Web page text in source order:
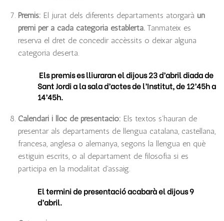
Premis: El jurat dels diferents departaments atorgarà un
premi per a cada categoria establerta. Tanmateix es
reserva el dret de concedir accèssits o deixar alguna
categoria deserta.
Els premis es lliuraran el dijous 23 d’abril diada de
Sant Jordi a la sala d’actes de l’Institut, de 12’45h a
14’45h.
Calendari i lloc de presentació: Els textos s’hauran de
presentar als departaments de llengua catalana, castellana,
francesa, anglesa o alemanya, segons la llengua en què
estiguin escrits, o al departament de filosofia si es
participa en la modalitat d’assaig.
El termini de presentació acabarà el dijous 9
d’abril.